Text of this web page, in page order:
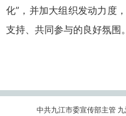
化”，并加大组织发动力度
支持、共同参与的良好氛围。
中共九江市委宣传部主管